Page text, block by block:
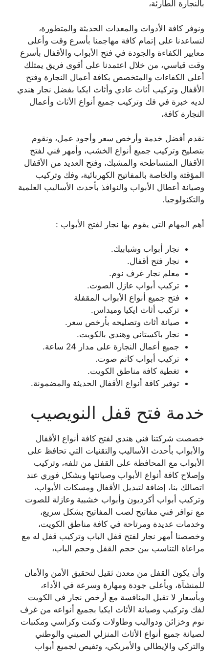
بالنجارة الطارئة،
ونوفر كافة الأدوات والمعدات الحديثة والمتطورة،
لتساعدنا على إتمام كافة مهاجمنا بأسرع وقت وأعلى
معايير الكفاءة والجودة في فتح الأبواب والأقفال بأسرع
وقت قياسي، من خلال اعتمدنا على أقوى فريق يمتلك
أعلى الكفاءات والمتخصص بكافة أعمال النجارة وفتح
الأقفال وتركيب أثاث عادي وأثاث ايكيا بفضل نجار هندي
لديه خبرة في فك وتركيب جميع أنواع الأثاث وأعمال
النجارة كافة،
نقدم أفضل خدمة وأرخص سعر وأجود عمل، ونقوم
بتصليح وتركيب جميع أنواع الخشب، وأمهر فني لفتح
الأقفال المتساطحة والمشبك، وفتح العديد من الأقفال
المؤقتة والخاصة بالمفاتيح الكهربائية، وفك وتركيب
وصيانة أعطال الأبواب والنوافذ بأحدث الأساليب العلمية
والتكنولوجيا.
أهم المهام التي يقوم بها نجار لفتح الأبواب :
نجار أبواب وشبابيك.
نجار فتح أقفال.
معلم نجار غرف نوم.
تركيب أبواب عازل الصوت.
فتح جميع أنواع الأبواب المقفلة
تركيب أثاث ايكيا وميداس.
صيانة أثاث وتصليحه بأرخص سعر.
نجار باكستاني وهندي بالكويت.
جميع أعمال النجارة على مدار 24 ساعة.
تركيب أبواب كاتم صوت.
تغطية كافة مناطق الكويت.
توفير كافة أنواع الأقفال الحديثة والمضمونة.
خدمة فتح قفل النويصيب
خصصت شركتنا فني هندي لفتح كافة أنواع الأقفال
والأبواب بأحدث الأساليب والتقنيات التي تحافظ على
الأبواب مع المحافظة على القفل من تلفه، وتركيب
وإصلاح كافة أنواع الأبواب وصيانتها وبشكل فوري عند
اتصالك بنا، إضافة لتبديل الأقفال ومسكات الأبواب،
وتركيب أبواب أكرديون وأبواب خشبية وعازلة للصوت
مع توافر فني مفاتيح لصب المفاتيح بشكل سريع،
وخدمات عديدة ومرتاحة في كافة مناطق الكويت،
وخصصنا أمهر نجار لفتح قفل الباب وتركيب قفل له مع
مراعاة التناسب بين حجم القفل وحجم الباب،
وأن يكون القفل من معدن ثقيل لتحقيق الأمن والأمان
للمنشآة، وبأعلى جودة ومهارة وسرعة في الأداء،
وبأسعار لا تقبل المنافسة مع أرخص نجار في الكويت
لفك وتركيب وصيانة الأثاث ايكيا بجميع أنواعه من غرف
نوم وخزائن ودواليب وطاولات وكنت وكراسي ومكتبات
لصيانة جميع أنواع الأثاث المنزلي الصيني والوطني
والتركي والإيطالي والأمريكي، وتفيص لجميع أبواب